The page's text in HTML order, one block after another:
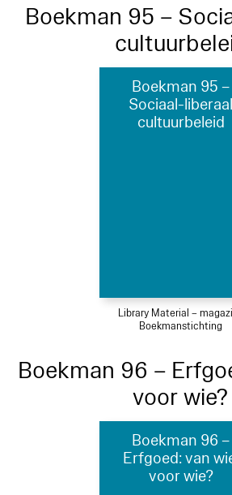
Boekman 95 –
Boekman 95 –
Sociaal-liberaal
cultuurbeleid
Library Material –
Boekmanstichting
Boekman 96 –
voor wie?
Boekman 96 –
Erfgoed: van
voor wie?